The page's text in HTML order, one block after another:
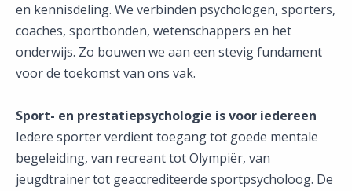
en kennisdeling. We verbinden psychologen, sporters,
coaches, sportbonden, wetenschappers en het
onderwijs. Zo bouwen we aan een stevig fundament
voor de toekomst van ons vak.
Sport- en prestatiepsychologie is voor iedereen
​​​​​​​Iedere sporter verdient toegang tot goede mentale
begeleiding, van recreant tot Olympiër, van
jeugdtrainer tot geaccrediteerde sportpsycholoog. De